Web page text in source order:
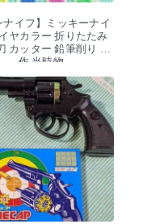
ナイフ】ミッキーナイ
ヤカラー 折りたたみ
カッター 鉛筆削り 工
作 当時物